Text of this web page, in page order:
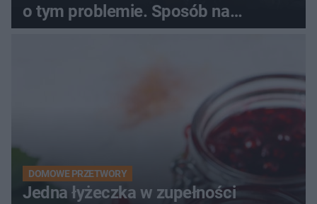
o tym problemie. Sposób na
pociemniałą biżuterię
DOMOWE PRZETWORY
Jedna łyżeczka w zupełności